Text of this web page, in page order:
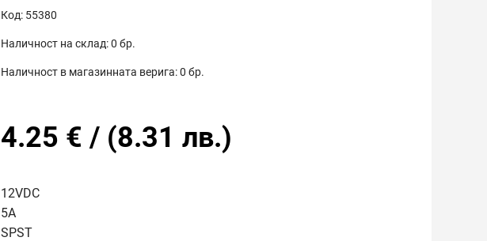
Код: 55380
Наличност на склад:0 бр.
Наличност в магазинната верига:0 бр.
4.25 € / (8.31 лв.)
12VDC
5A
SPST